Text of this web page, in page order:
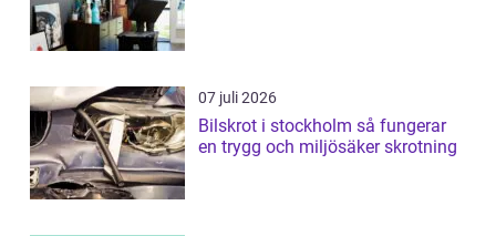
07 juli 2026
Bilskrot i stockholm så fungerar
en trygg och miljösäker skrotning